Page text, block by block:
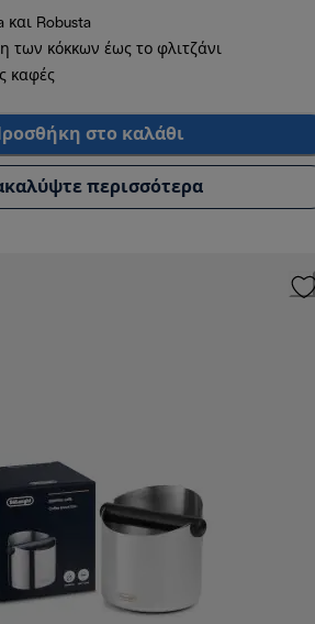
και Robusta
των κόκκων έως το φλιτζάνι
καφές
στο καλάθι
περισσότερα